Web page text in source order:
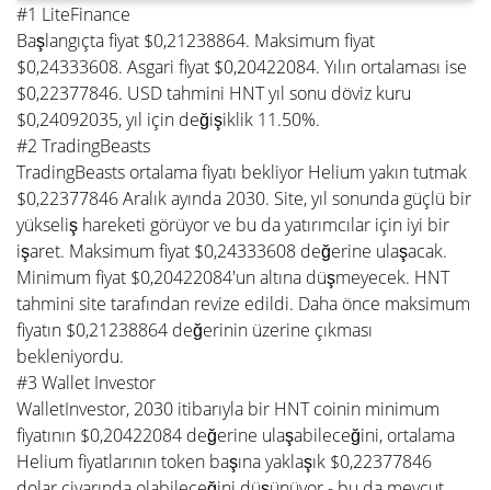
#1 LiteFinance
Başlangıçta fiyat $0,21238864. Maksimum fiyat
$0,24333608. Asgari fiyat $0,20422084. Yılın ortalaması ise
$0,22377846. USD tahmini HNT yıl sonu döviz kuru
$0,24092035, yıl için değişiklik 11.50%.
#2 TradingBeasts
TradingBeasts ortalama fiyatı bekliyor Helium yakın tutmak
$0,22377846 Aralık ayında 2030. Site, yıl sonunda güçlü bir
yükseliş hareketi görüyor ve bu da yatırımcılar için iyi bir
işaret. Maksimum fiyat $0,24333608 değerine ulaşacak.
Minimum fiyat $0,20422084'un altına düşmeyecek. HNT
tahmini site tarafından revize edildi. Daha önce maksimum
fiyatın $0,21238864 değerinin üzerine çıkması
bekleniyordu.
#3 Wallet Investor
WalletInvestor, 2030 itibarıyla bir HNT coinin minimum
fiyatının $0,20422084 değerine ulaşabileceğini, ortalama
Helium fiyatlarının token başına yaklaşık $0,22377846